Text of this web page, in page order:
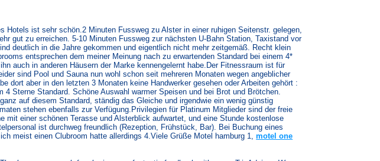
Hotels ist sehr schön.2 Minuten Fussweg zu Alster in einer ruhigen Seitenstr. gelegen,
gut zu erreichen. 5-10 Minuten Fussweg zur nächsten U-Bahn Station, Taxistand vor
deutlich in die Jahre gekommen und eigentlich nicht mehr zeitgemäß. Recht klein
entsprechen dem meiner Meinung nach zu erwartenden Standard bei einem 4*
auch in anderen Häusern der Marke kennengelernt habe.Der Fitnessraum ist für
sind Pool und Sauna nun wohl schon seit mehreren Monaten wegen angeblicher
dort aber in den letzten 3 Monaten keine Handwerker gesehen oder Arbeiten gehört :
4 Sterne Standard. Schöne Auswahl warmer Speisen und bei Brot und Brötchen.
auf diesem Standard, ständig das Gleiche und irgendwie ein wenig günstig
stehen ebenfalls zur Verfügung.Privilegien für Platinum Mitglieder sind der freie
mit einer schönen Terasse und Alsterblick aufwartet, und eine Stunde kostenlose
ist durchweg freundlich (Rezeption, Frühstück, Bar). Bei Buchung eines
meist einen Clubroom hatte allerdings 4.Viele Grüße Motel hamburg 1,motel one